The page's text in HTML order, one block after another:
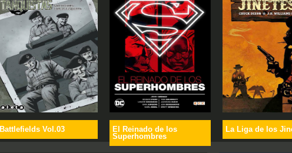
Battlefields Vol.03
El Reinado de los
Superhombres
La Liga de los